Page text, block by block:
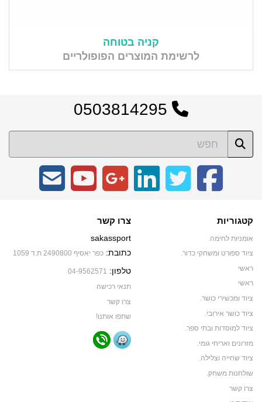
קניה בטוחה
לרשימת המוצרים הפופולריים
קטגוריות
אומניות לחימה.
ציוד ספורט ומשחקי כדור.
ראשי
ראשי
ציוד ומכשירי כושר.
ציוד כושר אירובי.
ציוד למוסדות ובתי ספר.
מזרונים ואריחי גומי.
ציוד שחייה וצלילה.
שולחנות משחק.
צרו קשר
צרו קשר
sakassport
כתובת: כפר יאסיף 2490800 ת.ד 1059
טלפון: 04-9562571
תנאי רכישה
צרו קשר
שתפו אותנו!